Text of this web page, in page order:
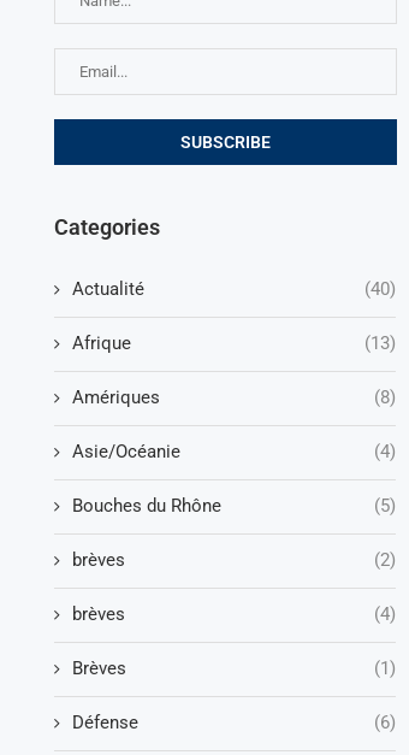
Categories
Actualité (40)
Afrique (13)
Amériques (8)
Asie/Océanie (4)
Bouches du Rhône (5)
brèves (2)
brèves (4)
Brèves (1)
Défense (6)